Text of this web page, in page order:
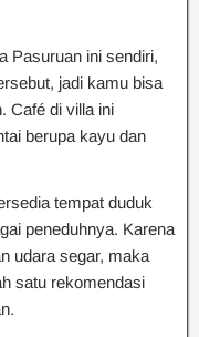
Pasuruan ini sendiri,
jadi kamu bisa
Café di villa ini
berupa kayu dan
tempat duduk
peneduhnya. Karena
udara segar, maka
satu rekomendasi